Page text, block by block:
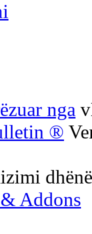
nga
®
Addons